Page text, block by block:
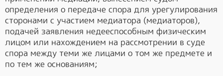
определения о передаче спора для урегулирования
сторонами с участием медиатора (медиаторов),
подачей заявления недееспособным физическим
лицом или нахождением на рассмотрении в суде
спора между теми же лицами о том же предмете и
по тем же основаниям;